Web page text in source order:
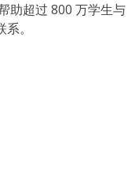
助超过 800 万学生与
。